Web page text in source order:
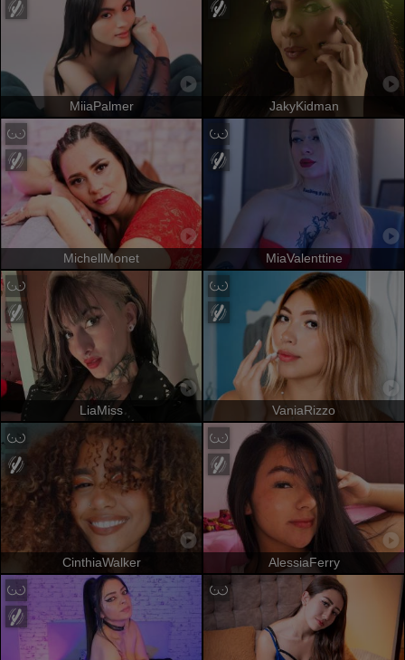
MiiaPalmer JakyKidman
MichellMonet MiaValenttine
LiaMiss VaniaRizzo
CinthiaWalker AlessiaFerry